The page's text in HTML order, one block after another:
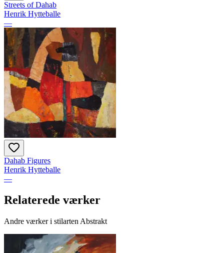
Streets of Dahab
Henrik Hytteballe
—
Dahab Figures
Henrik Hytteballe
—
Relaterede værker
Andre værker i stilarten Abstrakt